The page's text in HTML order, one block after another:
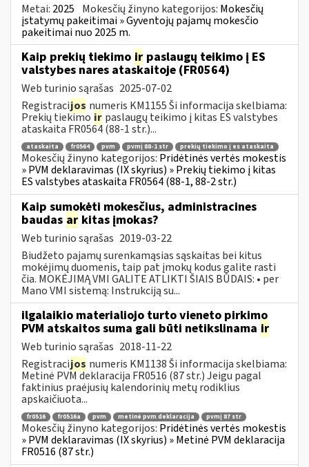
Metai: 2025 Mokesčių žinyno kategorijos: Mokesčių
įstatymų pakeitimai » Gyventojų pajamų mokesčio
pakeitimai nuo 2025 m.
Kaip prekių tiekimo ir paslaugų teikimo į ES
valstybes nares ataskaitoje (FR0564)
Web turinio sąrašas 2025-07-02
Registracijos numeris KM1155 Ši informacija skelbiama:
Prekių tiekimo ir paslaugų teikimo į kitas ES valstybes
ataskaita FR0564 (88-1 str.)...
ataskaita fr0564 pvm pvmį 88-1 str prekių tiekimo į es ataskaita
Mokesčių žinyno kategorijos: Pridėtinės vertės mokestis
» PVM deklaravimas (IX skyrius) » Prekių tiekimo į kitas
ES valstybes ataskaita FR0564 (88-1, 88-2 str.)
Kaip sumokėti mokesčius, administracines
baudas ar kitas įmokas?
Web turinio sąrašas 2019-03-22
Biudžeto pajamų surenkamąsias sąskaitas bei kitus
mokėjimų duomenis, taip pat įmokų kodus galite rasti
čia. MOKĖJIMĄ VMI GALITE ATLIKTI ŠIAIS BŪDAIS: • per
Mano VMI sistemą: Instrukciją su...
ilgalaikio materialiojo turto vieneto pirkimo
PVM atskaitos suma gali būti netikslinama ir
Web turinio sąrašas 2018-11-22
Registracijos numeris KM1138 Ši informacija skelbiama:
Metinė PVM deklaracija FR0516 (87 str.) Jeigu pagal
faktinius praėjusių kalendorinių metų rodiklius
apskaičiuota...
fr0516 fr0516a pvm metinė pvm deklaracija pvmį 87 str
Mokesčių žinyno kategorijos: Pridėtinės vertės mokestis
» PVM deklaravimas (IX skyrius) » Metinė PVM deklaracija
FR0516 (87 str.)